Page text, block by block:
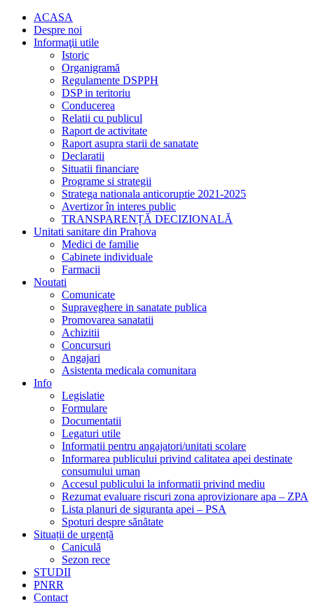
ACASA
Despre noi
Informaţii utile
Istoric
Organigramă
Regulamente DSPPH
DSP in teritoriu
Conducerea
Relatii cu publicul
Raport de activitate
Raport asupra starii de sanatate
Declaratii
Situatii financiare
Programe si strategii
Stratega nationala anticoruptie 2021-2025
Avertizor în interes public
TRANSPARENȚĂ DECIZIONALĂ
Unitati sanitare din Prahova
Medici de familie
Cabinete individuale
Farmacii
Noutati
Comunicate
Supraveghere in sanatate publica
Promovarea sanatatii
Achizitii
Concursuri
Angajari
Asistenta medicala comunitara
Info
Legislatie
Formulare
Documentatii
Legaturi utile
Informatii pentru angajatori/unitati scolare
Informarea publicului privind calitatea apei destinate
consumului uman
Accesul publicului la informatii privind mediu
Rezumat evaluare riscuri zona aprovizionare apa – ZPA
Lista planuri de siguranta apei – PSA
Spoturi despre sănătate
Situații de urgență
Caniculă
Sezon rece
STUDII
PNRR
Contact